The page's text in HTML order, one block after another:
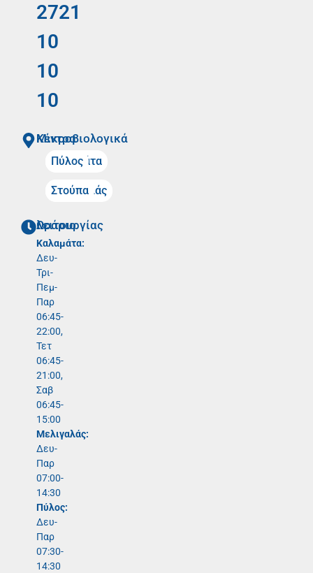
2721
10
10
10
Mικροβιολογικά Κέντρα
Καλαμάτα
Πύλος
Μελιγαλάς
Στούπα
Ωράριο λειτουργίας
Καλαμάτα:
Δευ-
Τρι-
Πεμ-
Παρ
06:45-
22:00,
Τετ
06:45-
21:00,
Σαβ
06:45-
15:00
Μελιγαλάς:
Δευ-
Παρ
07:00-
14:30
Πύλος:
Δευ-
Παρ
07:30-
14:30